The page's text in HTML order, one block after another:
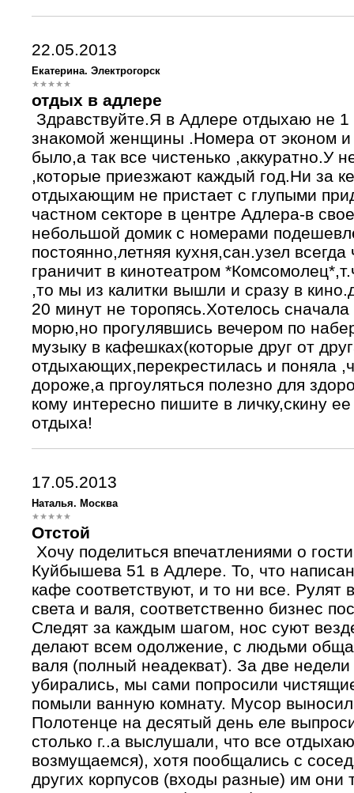
22.05.2013
Екатерина. Электрогорск
отдых в адлере
Здравствуйте.Я в Адлере отдыхаю не 1
знакомой женщины .Номера от эконом
было,а так все чистенько ,аккуратно.У
,которые приезжают каждый год.Ни за
отдыхающим не пристает с глупыми
частном секторе в центре Адлера-в
небольшой домик с номерами
постоянно,летняя кухня,сан.узел
граничит в кинотеатром
,то мы из калитки вышли и сразу в
20 минут не торопясь.Хотелось
морю,но прогулявшись вечером по
музыку в кафешках(которые друг от
отдыхающих,перекрестилась и поняла
дороже,а пргоуляться полезно для
кому интересно пишите в личку,скину
отдыха!
17.05.2013
Наталья. Москва
Отстой
Хочу поделиться впечатлениями о
Куйбышева 51 в Адлере. То, что
кафе соответствуют, и то ни все.
света и валя, соответственно бизнес
Следят за каждым шагом, нос суют
делают всем одолжение, с людьми
валя (полный неадекват). За две
убирались, мы сами попросили
помыли ванную комнату. Мусор
Полотенце на десятый день еле
столько г..а выслушали, что все
возмущаемся), хотя пообщались с
других корпусов (входы разные) им они